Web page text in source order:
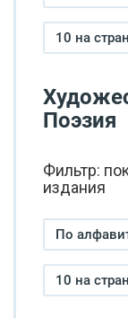
10 на
Поэзия
Фильтр:
издания
По
10 на